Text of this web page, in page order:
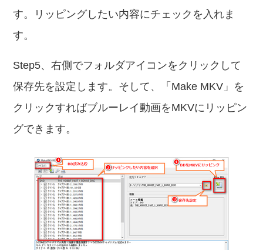
す。リッピングしたい内容にチェックを入れま
す。
Step5、右側でフォルダアイコンをクリックして
保存先を設定します。そして、「Make MKV」を
クリックすればブルーレイ動画をMKVにリッピン
グできます。